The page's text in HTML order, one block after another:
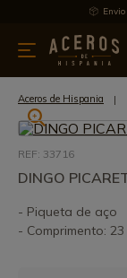
& Utensílios de
Aceros de Hispania
REF: 33716
DINGO
- Piqueta de aço
- Comprimento: 23